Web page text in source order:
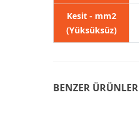
Kesit - mm2
(Yüksüksüz)
BENZER ÜRÜNLER